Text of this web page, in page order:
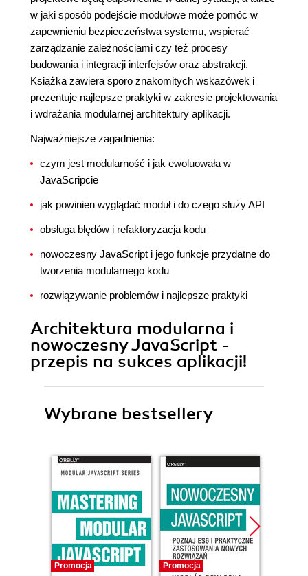
w jaki sposób podejście modułowe może pomóc w
zapewnieniu bezpieczeństwa systemu, wspierać
zarządzanie zależnościami czy też procesy
budowania i integracji interfejsów oraz abstrakcji.
Książka zawiera sporo znakomitych wskazówek i
prezentuje najlepsze praktyki w zakresie projektowania
i wdrażania modularnej architektury aplikacji.
Najważniejsze zagadnienia:
czym jest modularność i jak ewoluowała w
JavaScripcie
jak powinien wyglądać moduł i do czego służy API
obsługa błędów i refaktoryzacja kodu
nowoczesny JavaScript i jego funkcje przydatne do
tworzenia modularnego kodu
rozwiązywanie problemów i najlepsze praktyki
Architektura modularna i
nowoczesny JavaScript -
przepis na sukces aplikacji!
Wybrane bestsellery
Promocja Promocja